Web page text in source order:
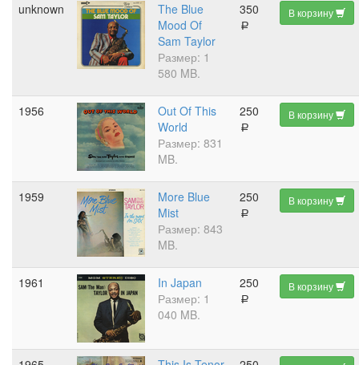
unknown
The Blue
Mood Of
Sam Taylor
Размер: 1
580 MB.
350
a
В корзину
1956
Out Of This
World
Размер: 831
MB.
250
a
В корзину
1959
More Blue
Mist
Размер: 843
MB.
250
a
В корзину
1961
In Japan
Размер: 1
040 MB.
250
a
В корзину